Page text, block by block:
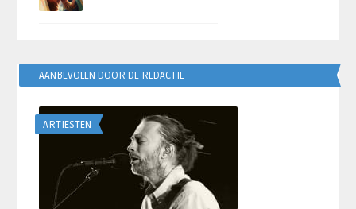
AANBEVOLEN DOOR DE REDACTIE
ARTIESTEN